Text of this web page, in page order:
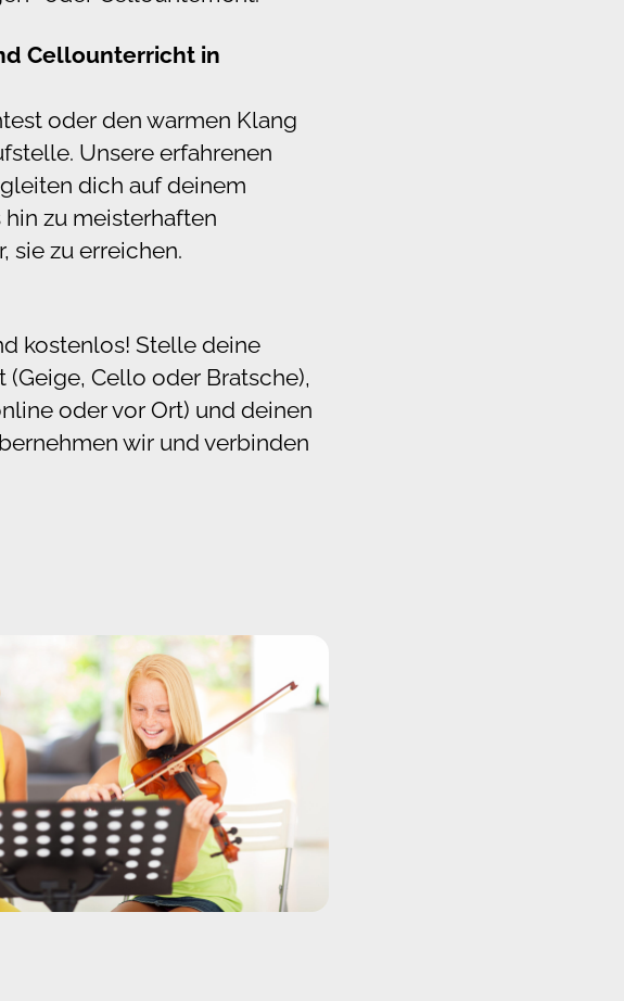
Cellounterricht in
oder den warmen Klang
Unsere erfahrenen
dich auf deinem
zu meisterhaften
sie zu erreichen.
kostenlos! Stelle deine
Cello oder Bratsche),
oder vor Ort) und deinen
wir und verbinden